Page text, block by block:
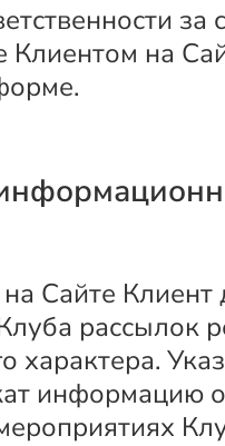
за
Клиентом на
Сайте Клиент
рассылок
характера.
информацию